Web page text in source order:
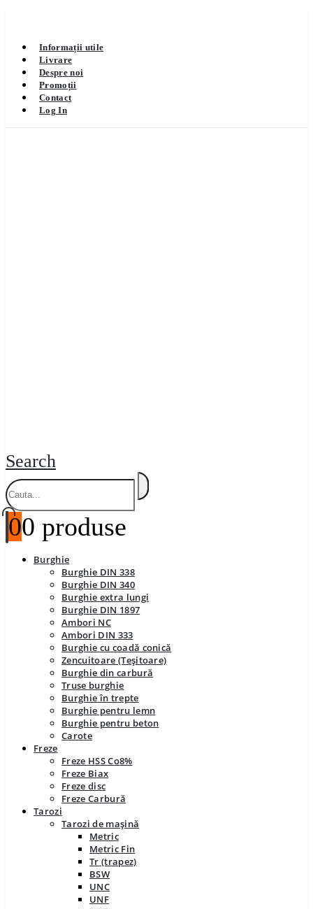
Informații utile
Livrare
Despre noi
Promoții
Contact
Log In
Search
00 produse
Burghie
Burghie DIN 338
Burghie DIN 340
Burghie extra lungi
Burghie DIN 1897
Ambori NC
Ambori DIN 333
Burghie cu coadă conică
Zencuitoare (Teșitoare)
Burghie din carbură
Truse burghie
Burghie în trepte
Burghie pentru lemn
Burghie pentru beton
Carote
Freze
Freze HSS Co8%
Freze Biax
Freze disc
Freze Carbură
Tarozi
Tarozi de mașină
Metric
Metric Fin
Tr (trapez)
BSW
UNC
UNF